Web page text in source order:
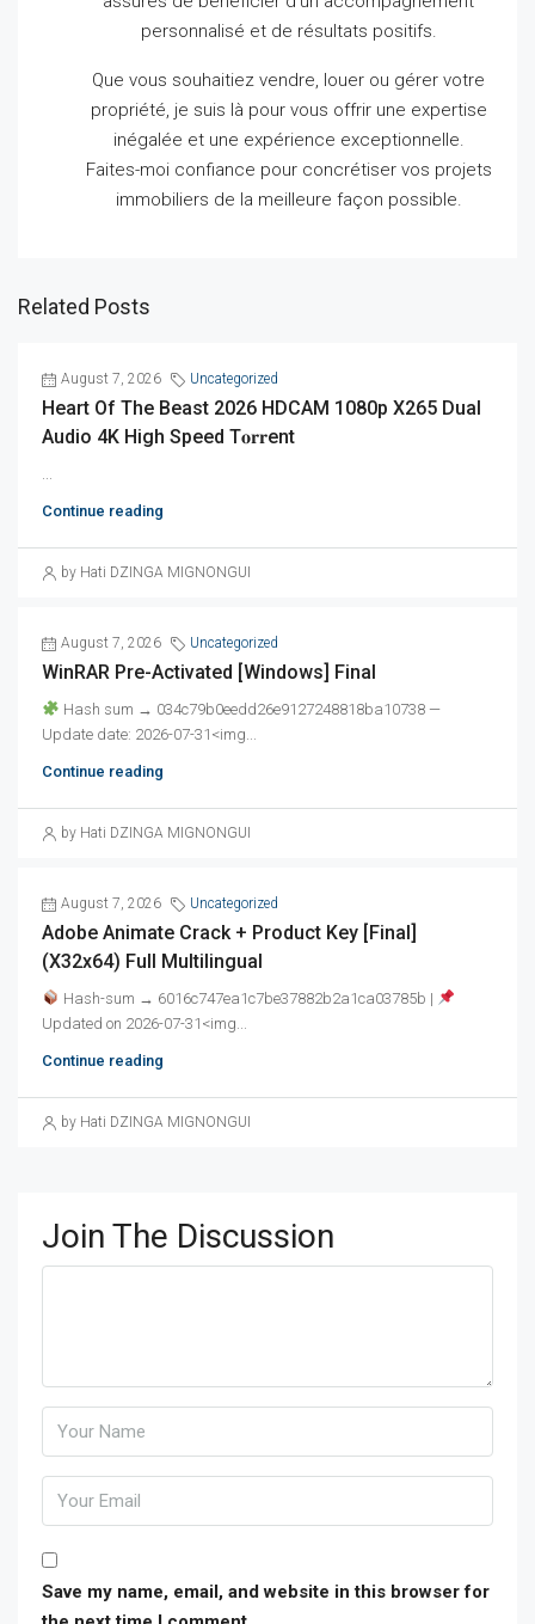
personnalisé et de résultats positifs.
Que vous souhaitiez vendre, louer ou gérer votre
propriété, je suis là pour vous offrir une expertise
inégalée et une expérience exceptionnelle.
Faites-moi confiance pour concrétiser vos projets
immobiliers de la meilleure façon possible.
Related Posts
August 7, 2026 Uncategorized
Heart Of The Beast 2026 HDCAM 1080p X265 Dual
Audio 4K High Speed T𝐨𝐫𝐫ent
...
Continue reading
by Hati DZINGA MIGNONGUI
August 7, 2026 Uncategorized
WinRAR Pre-Activated [Windows] Final
Hash sum → 034c79b0eedd26e9127248818ba10738 —
Update date: 2026-07-31<img...
Continue reading
by Hati DZINGA MIGNONGUI
August 7, 2026 Uncategorized
Adobe Animate Crack + Product Key [Final]
(x32x64) Full Multilingual
Hash-sum → 6016c747ea1c7be37882b2a1ca03785b |
Updated on 2026-07-31<img...
Continue reading
by Hati DZINGA MIGNONGUI
Join The Discussion
Save my name, email, and website in this browser for